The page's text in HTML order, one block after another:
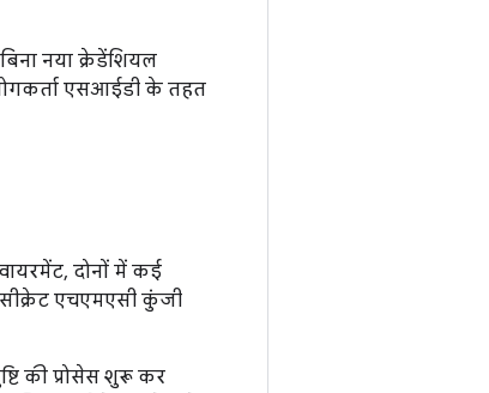
नया क्रेडेंशियल
एसआईडी के तहत
दोनों में कई
एचएमएसी कुंजी
की प्रोसेस शुरू कर